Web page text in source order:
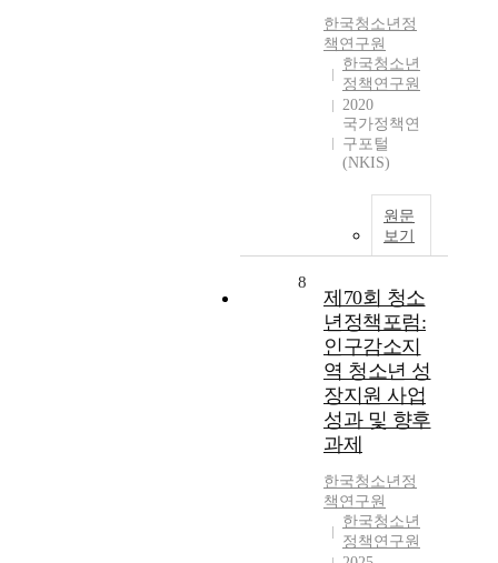
한국청소년정
책연구원
한국청소년
정책연구원
2020
국가정책연
구포털
(NKIS)
원문
보기
8
제70회 청소
년정책포럼:
인구감소지
역 청소년 성
장지원 사업
성과 및 향후
과제
한국청소년정
책연구원
한국청소년
정책연구원